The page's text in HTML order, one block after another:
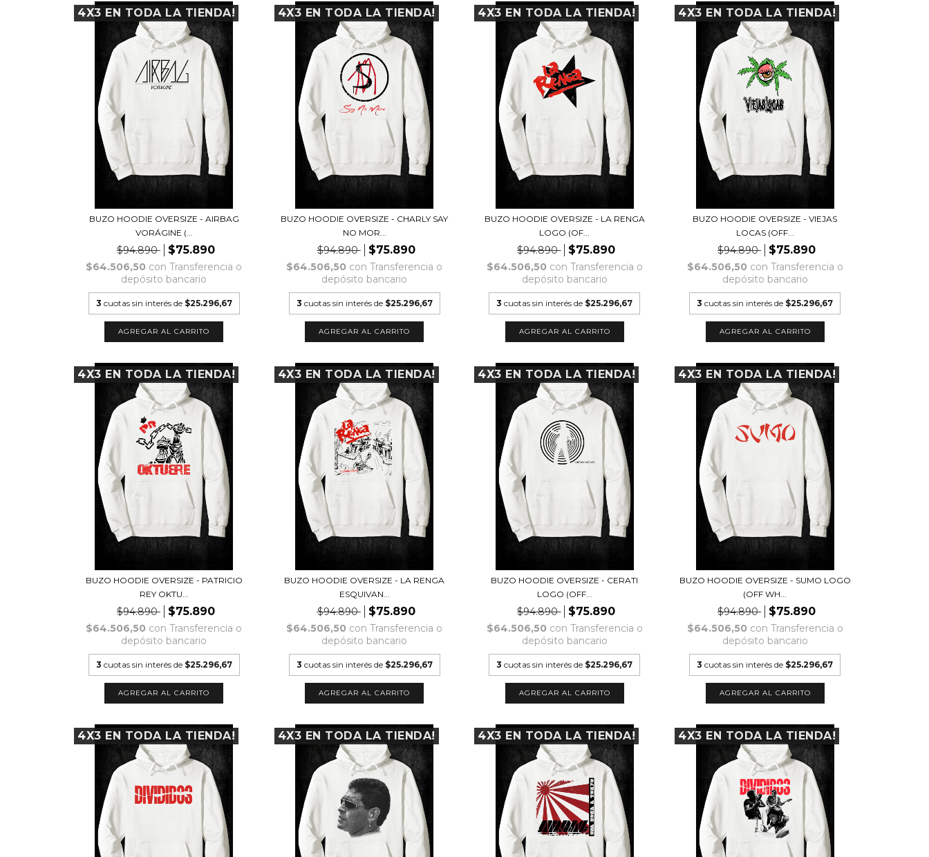
4X3 EN TODA LA TIENDA!
BUZO HOODIE OVERSIZE - AIRBAG
VORÁGINE (...
$94.890 $75.890
$64.506,50 con Transferencia o
depósito bancario
3 cuotas sin interés de $25.296,67
AGREGAR AL CARRITO
4X3 EN TODA LA TIENDA!
BUZO HOODIE OVERSIZE - CHARLY SAY
NO MOR...
$94.890 $75.890
$64.506,50 con Transferencia o
depósito bancario
3 cuotas sin interés de $25.296,67
AGREGAR AL CARRITO
4X3 EN TODA LA TIENDA!
BUZO HOODIE OVERSIZE - LA RENGA
LOGO (OF...
$94.890 $75.890
$64.506,50 con Transferencia o
depósito bancario
3 cuotas sin interés de $25.296,67
AGREGAR AL CARRITO
4X3 EN TODA LA TIENDA!
BUZO HOODIE OVERSIZE - VIEJAS
LOCAS (OFF...
$94.890 $75.890
$64.506,50 con Transferencia o
depósito bancario
3 cuotas sin interés de $25.296,67
AGREGAR AL CARRITO
4X3 EN TODA LA TIENDA!
BUZO HOODIE OVERSIZE - PATRICIO
REY OKTU...
$94.890 $75.890
$64.506,50 con Transferencia o
depósito bancario
3 cuotas sin interés de $25.296,67
AGREGAR AL CARRITO
4X3 EN TODA LA TIENDA!
BUZO HOODIE OVERSIZE - LA RENGA
ESQUIVAN...
$94.890 $75.890
$64.506,50 con Transferencia o
depósito bancario
3 cuotas sin interés de $25.296,67
AGREGAR AL CARRITO
4X3 EN TODA LA TIENDA!
BUZO HOODIE OVERSIZE - CERATI
LOGO (OFF...
$94.890 $75.890
$64.506,50 con Transferencia o
depósito bancario
3 cuotas sin interés de $25.296,67
AGREGAR AL CARRITO
4X3 EN TODA LA TIENDA!
BUZO HOODIE OVERSIZE - SUMO LOGO
(OFF WH...
$94.890 $75.890
$64.506,50 con Transferencia o
depósito bancario
3 cuotas sin interés de $25.296,67
AGREGAR AL CARRITO
4X3 EN TODA LA TIENDA! 4X3 EN TODA LA TIENDA! 4X3 EN TODA LA TIENDA! 4X3 EN TODA LA TIENDA!